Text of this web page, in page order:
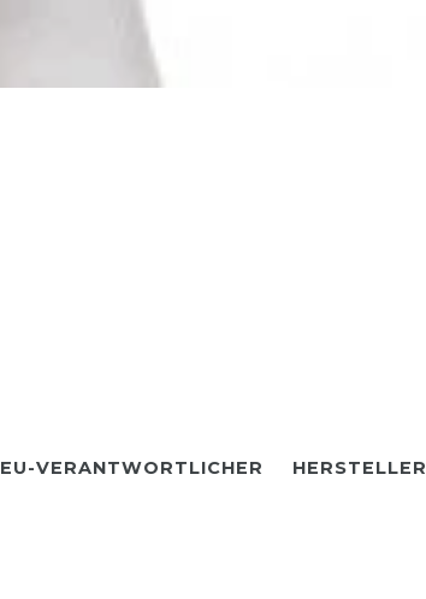
EU-VERANTWORTLICHER HERSTELLER